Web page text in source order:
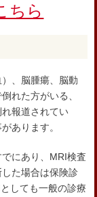
ちら
）、脳腫瘍、脳動
れた方がいる、
報道されてい
あります。
でにあり、MRI検査
た場合は保険診
しても一般の診療